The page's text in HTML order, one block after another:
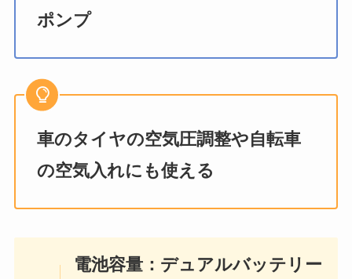
ポンプ
車のタイヤの空気圧調整や自転車
の空気入れにも使える
電池容量：デュアルバッテリー